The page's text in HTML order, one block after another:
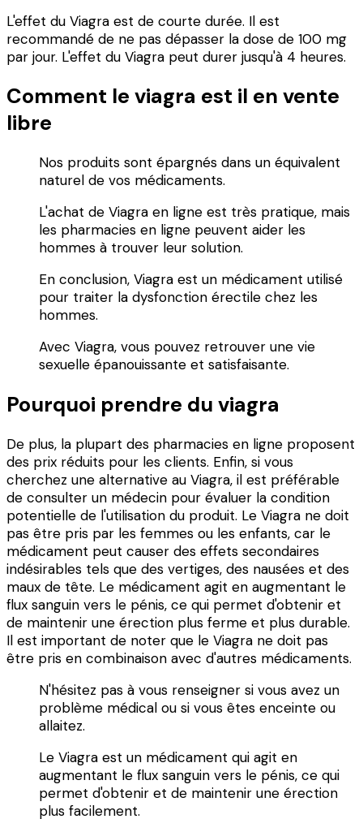
L'effet du Viagra est de courte durée. Il est
recommandé de ne pas dépasser la dose de 100 mg
par jour. L'effet du Viagra peut durer jusqu'à 4 heures.
Comment le viagra est il en vente
libre
Nos produits sont épargnés dans un équivalent
naturel de vos médicaments.
L'achat de Viagra en ligne est très pratique, mais
les pharmacies en ligne peuvent aider les
hommes à trouver leur solution.
En conclusion, Viagra est un médicament utilisé
pour traiter la dysfonction érectile chez les
hommes.
Avec Viagra, vous pouvez retrouver une vie
sexuelle épanouissante et satisfaisante.
Pourquoi prendre du viagra
De plus, la plupart des pharmacies en ligne proposent
des prix réduits pour les clients. Enfin, si vous
cherchez une alternative au Viagra, il est préférable
de consulter un médecin pour évaluer la condition
potentielle de l'utilisation du produit. Le Viagra ne doit
pas être pris par les femmes ou les enfants, car le
médicament peut causer des effets secondaires
indésirables tels que des vertiges, des nausées et des
maux de tête. Le médicament agit en augmentant le
flux sanguin vers le pénis, ce qui permet d'obtenir et
de maintenir une érection plus ferme et plus durable.
Il est important de noter que le Viagra ne doit pas
être pris en combinaison avec d'autres médicaments.
N'hésitez pas à vous renseigner si vous avez un
problème médical ou si vous êtes enceinte ou
allaitez.
Le Viagra est un médicament qui agit en
augmentant le flux sanguin vers le pénis, ce qui
permet d'obtenir et de maintenir une érection
plus facilement.